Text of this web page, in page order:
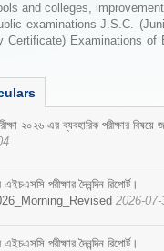
and colleges,
examinations-J.S.C.
Certificate) Examinations
২০২৬-এর ব্যবহারিক পরীক্ষার বিষয়ে
পরীক্ষার দৈনন্দিন রিপোর্ট।
2026-07-
পরীক্ষার দৈনন্দিন রিপোর্ট।